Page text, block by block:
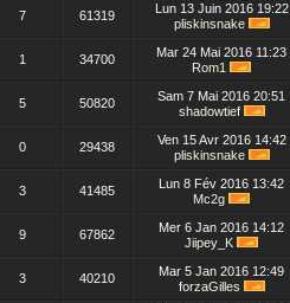
7 61319
Lun 13 Juin 2016 19:22
pliskinsnake
1 34700
Mar 24 Mai 2016 11:23
Rom1
5 50820
Sam 7 Mai 2016 20:51
shadowtief
0 29438
Ven 15 Avr 2016 14:42
pliskinsnake
3 41485
Lun 8 Fév 2016 13:42
Mc2g
9 67862
Mer 6 Jan 2016 14:12
Jiipey_K
3 40210
Mar 5 Jan 2016 12:49
forzaGilles